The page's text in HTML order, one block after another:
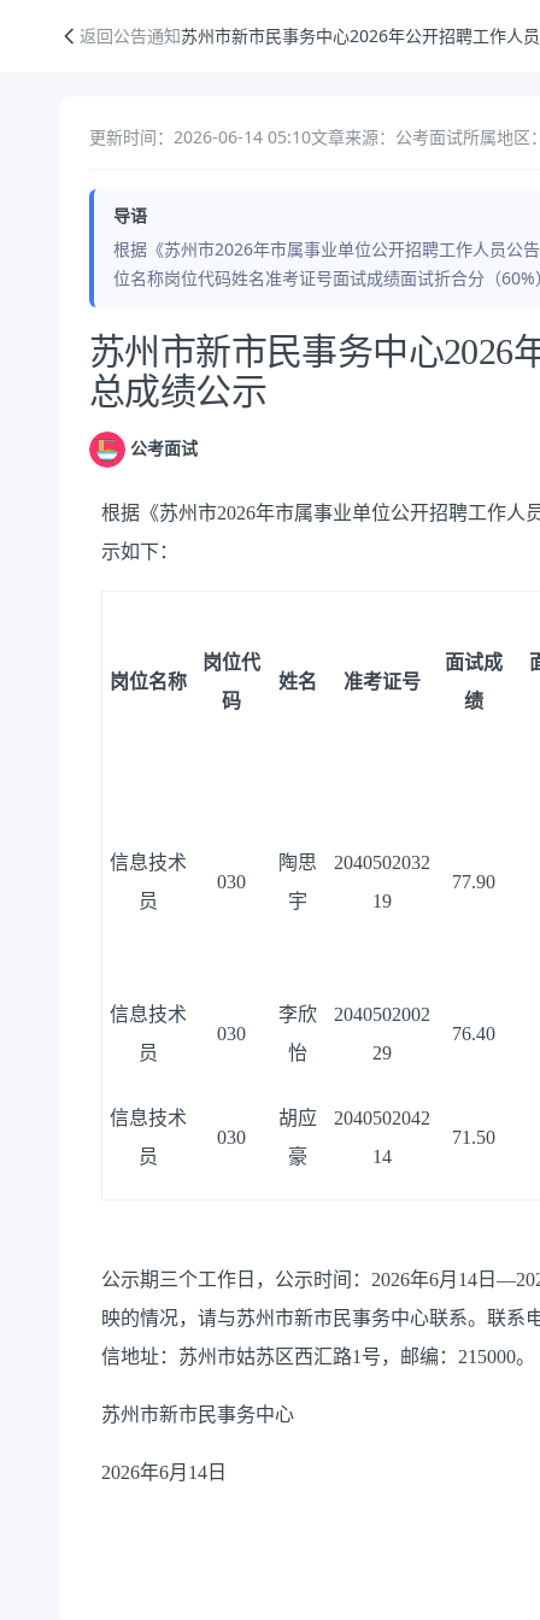
返回公告通知苏州市新市民事务中心2026年公开招聘工作人
更新时间：2026-06-14 05:10文章来源：公考面试所属地区
导语
根据《苏州市2026年市属事业单位公开招聘工作人员公
位名称岗位代码姓名准考证号面试成绩面试折合分（
公告正文
苏州市新市民事务中心2026
总成绩公示
公考面试
根据《苏州市2026年市属事业单位公开招聘工作人
示如下：
岗位名称
岗位代
码
姓名 准考证号
面试成
绩
信息技术
员
030
陶思
宇
2040502032
19
77.90
信息技术
员
030
李欣
怡
2040502002
29
76.40
信息技术
员
030
胡应
豪
2040502042
14
71.50
公示期三个工作日， 公示时间： 2026年6月 14 日—
映的情况，请与苏州市新市民事务中心联系。联系
信地址： 苏州市姑苏区西汇路1号，邮编： 215000。
苏州市新市民事务中心
2026年6月 14 日